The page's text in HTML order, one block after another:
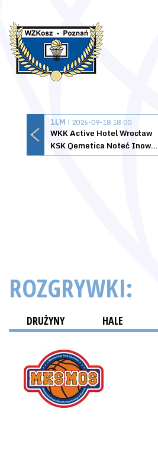
1LM | 2026-09-18 18:00
WKK Active Hotel Wrocław
KSK Qemetica Noteć Inowrocław
ROZGRYWKI:
DRUŻYNY HALE